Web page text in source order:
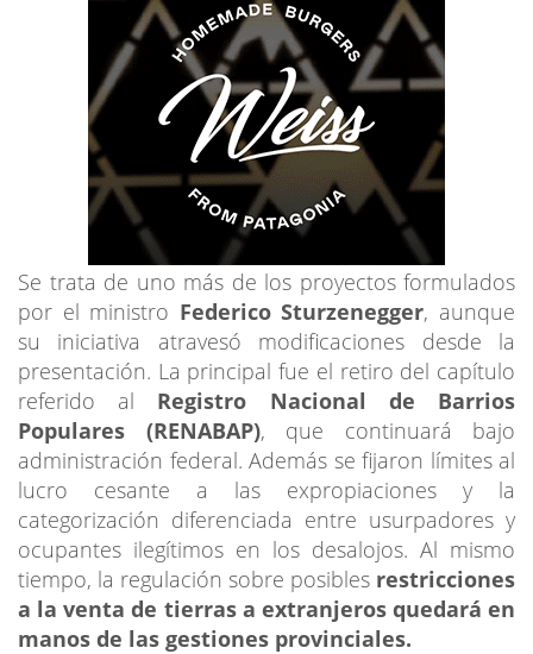
Se trata de uno más de los proyectos formulados
por el ministro Federico Sturzenegger, aunque
su iniciativa atravesó modificaciones desde la
presentación. La principal fue el retiro del capítulo
referido al Registro Nacional de Barrios
Populares (RENABAP), que continuará bajo
administración federal. Además se fijaron límites al
lucro cesante a las expropiaciones y la
categorización diferenciada entre usurpadores y
ocupantes ilegítimos en los desalojos. Al mismo
tiempo, la regulación sobre posibles restricciones
a la venta de tierras a extranjeros quedará en
manos de las gestiones provinciales.